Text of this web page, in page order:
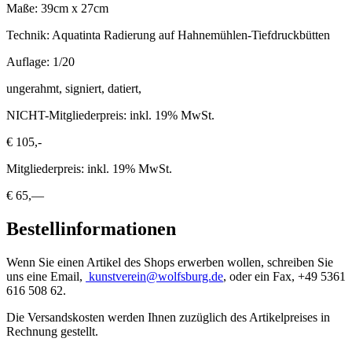
Maße: 39cm x 27cm
Technik: Aquatinta Radierung auf Hahnemühlen-Tiefdruckbütten
Auflage: 1/20
ungerahmt, signiert, datiert,
NICHT-Mitgliederpreis: inkl. 19% MwSt.
€ 105,-
Mitgliederpreis: inkl. 19% MwSt.
€ 65,—
Bestellinformationen
Wenn Sie einen Artikel des Shops erwerben wollen, schreiben Sie
uns eine Email, kunstverein@wolfsburg.de, oder ein Fax, +49 5361
616 508 62.
Die Versandskosten werden Ihnen zuzüglich des Artikelpreises in
Rechnung gestellt.